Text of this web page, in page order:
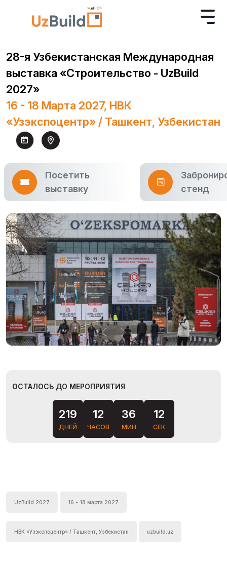
28-я Узбекистанская Международная
выставка «Строительство - UzBuild
2027»
16 - 18 Марта 2027, НВК
«Узэкспоцентр» / Ташкент, Узбекистан
Посетить
выставку
стенд
ОСТАЛОСЬ ДО МЕРОПРИЯТИЯ
219
ДНЕЙ
12
ЧАСОВ
36
МИН
11
СЕК
UzBuild 2027 16 - 18 марта 2027
НВК «Узэкспоцентр» / Ташкент, Узбекистан uzbuild.uz